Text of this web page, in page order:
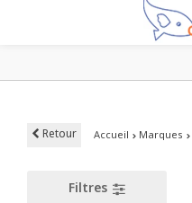
Retour Accueil Marques
Filtres